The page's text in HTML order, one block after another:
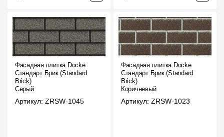
Фасадная плитка Docke
Стандарт Брик (Standard
Brick)
Серый
Артикул: ZRSW-1045
Фасадная плитка Docke
Стандарт Брик (Standard
Brick)
Коричневый
Артикул: ZRSW-1023